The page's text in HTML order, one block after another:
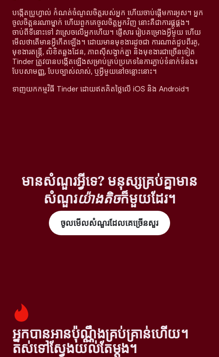
បង្កើតប្រូហ្វាល់ កំណត់ចំណូលចិត្តរបស់អ្នក ហើយចាប់ផ្តើមការអូស។ អ្នក
ចូលចិត្តនរណាម្នាក់ ហើយពួកគេចូលចិត្តអ្នកវិញ នោះគឺជាការផ្គូផ្គង។
ចាប់ពីទីនោះទៅ វាស្រេចលើអ្នកហើយ។ ផ្ញើសារ រៀបគម្រោងអ្វីមួយ ហើយ
មើលថាតើមានអ្វីកើតឡើង។ ដោយមានមុខងារដូចជា ការណាត់ជួបពីរគូ,
មុខងារតន្រ្តី, លិខិតឆ្លងដែន, ភាពស៊ីសង្វាក់គ្នា និងមុខងារជាច្រើនទៀត
Tinder ត្រូវបានបង្កើតឡើងសម្រាប់គ្រប់ប្រភេទនៃការភ្ជាប់ទំនាក់ទំនង៖
បែបសាមញ្ញ, បែបច្បាស់លាស់, ឬអ្វីមួយនៅចន្លោះនោះ។
ទាញយកកម្មវិធី Tinder ដោយឥតគិតថ្លៃលើ iOS និង Android។
មានសំណួរអ្វីទេ? មនុស្សគ្រប់គ្នាមាន
សំណួរយ៉ាងតិចក៏មួយដែរ។
ចូលមើលសំណួរដែលគេច្រើនសួរ
អ្នកបានអានប៉ុណ្ណឹងគ្រប់គ្រាន់ហើយ។
តស់ទៅស្វែងយល់តែម្តង។